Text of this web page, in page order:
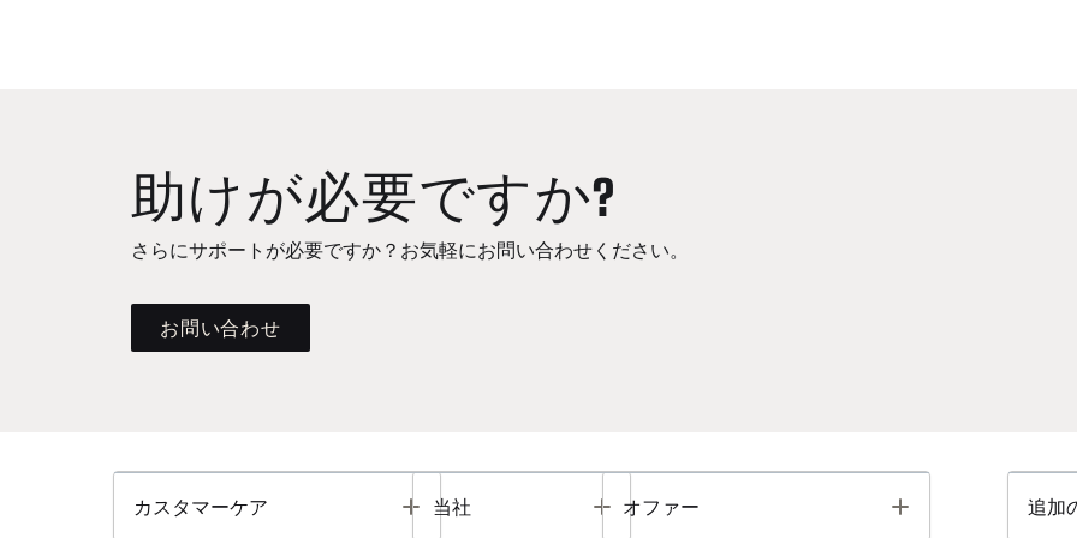
助けが必要ですか?
さらにサポートが必要ですか？お気軽にお問い合わせください。
お問い合わせ
カスタマーケア Toggle
当社 Toggle
オファー Toggle 追加